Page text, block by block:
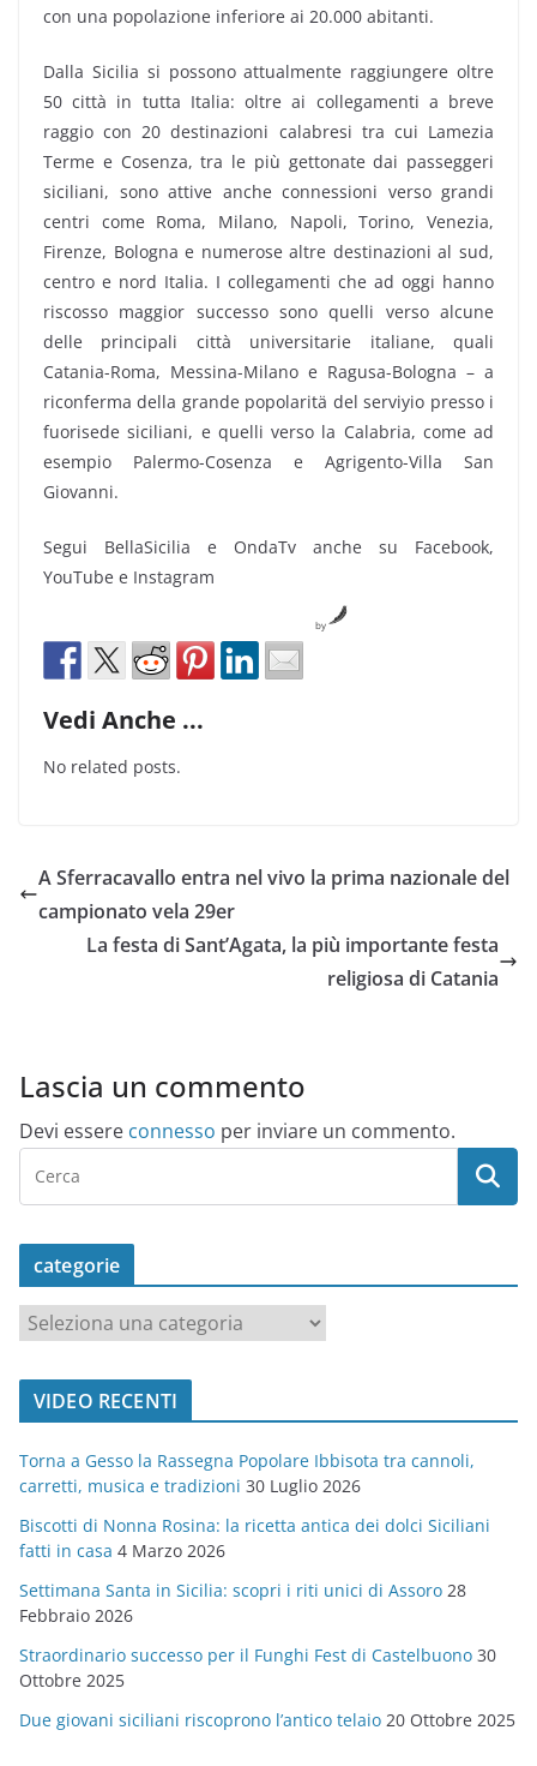
con una popolazione inferiore ai 20.000 abitanti.
Dalla Sicilia si possono attualmente raggiungere oltre
50 città in tutta Italia: oltre ai collegamenti a breve
raggio con 20 destinazioni calabresi tra cui Lamezia
Terme e Cosenza, tra le più gettonate dai passeggeri
siciliani, sono attive anche connessioni verso grandi
centri come Roma, Milano, Napoli, Torino, Venezia,
Firenze, Bologna e numerose altre destinazioni al sud,
centro e nord Italia. I collegamenti che ad oggi hanno
riscosso maggior successo sono quelli verso alcune
delle principali città universitarie italiane, quali
Catania-Roma, Messina-Milano e Ragusa-Bologna – a
riconferma della grande popolaritä del serviyio presso i
fuorisede siciliani, e quelli verso la Calabria, come ad
esempio Palermo-Cosenza e Agrigento-Villa San
Giovanni.
Segui BellaSicilia e OndaTv anche su Facebook,
YouTube e Instagram
by
Vedi Anche ...
No related posts.
A Sferracavallo entra nel vivo la prima nazionale del
campionato vela 29er
La festa di Sant’Agata, la più importante festa
religiosa di Catania
Lascia un commento
Devi essere connesso per inviare un commento.
categorie
t
o
r
i
e
VIDEO RECENTI
Torna a Gesso la Rassegna Popolare Ibbisota tra cannoli,
carretti, musica e tradizioni 30 Luglio 2026
Biscotti di Nonna Rosina: la ricetta antica dei dolci Siciliani
fatti in casa 4 Marzo 2026
Settimana Santa in Sicilia: scopri i riti unici di Assoro 28
Febbraio 2026
Straordinario successo per il Funghi Fest di Castelbuono 30
Ottobre 2025
Due giovani siciliani riscoprono l’antico telaio 20 Ottobre 2025